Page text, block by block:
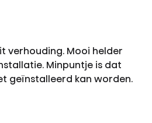
verhouding. Mooi helder
Minpuntje is dat
geïnstalleerd kan worden.